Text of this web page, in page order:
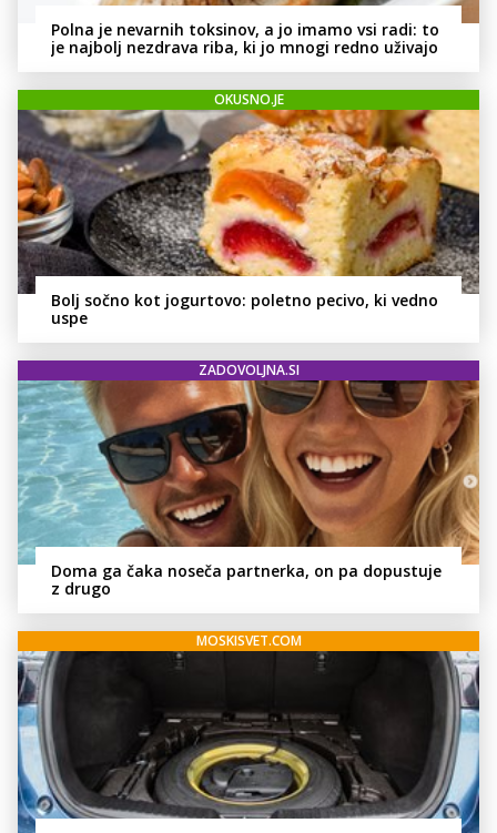
Polna je nevarnih toksinov, a jo imamo vsi radi: to
je najbolj nezdrava riba, ki jo mnogi redno uživajo
OKUSNO.JE
Bolj sočno kot jogurtovo: poletno pecivo, ki vedno
uspe
ZADOVOLJNA.SI
Doma ga čaka noseča partnerka, on pa dopustuje
z drugo
MOSKISVET.COM